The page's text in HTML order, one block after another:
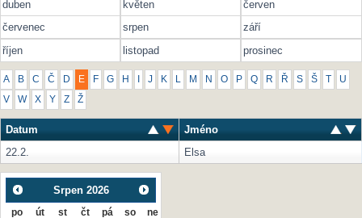
duben
květen
červen
červenec
srpen
září
říjen
listopad prosinec
A B C Č D E F G H J K L M N O P Q R Ř S Š U
V W X Y Z Ž
Datum
Jméno
22.2.
Elsa
Srpen 2026
po út st čt pá so ne